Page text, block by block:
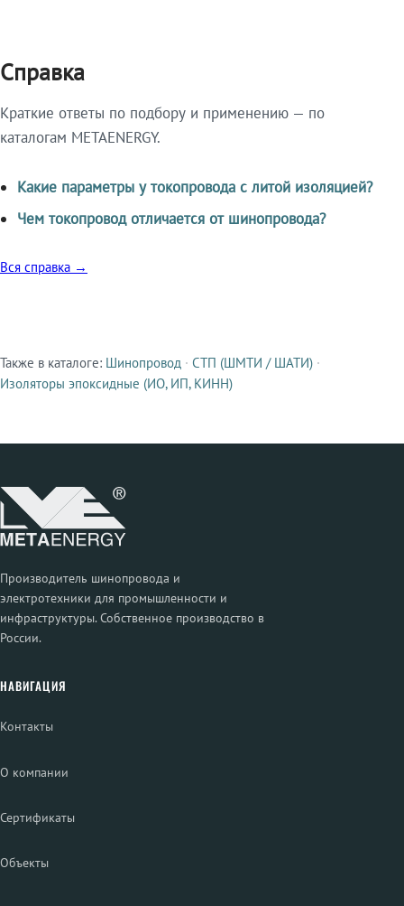
Справка
Краткие ответы по подбору и применению — по
каталогам METAENERGY.
Какие параметры у токопровода с литой изоляцией?
Чем токопровод отличается от шинопровода?
Вся справка →
Смежные продукты
Также в каталоге: Шинопровод · СТП (ШМТИ / ШАТИ) ·
Изоляторы эпоксидные (ИО, ИП, КИНН)
Производитель шинопровода и
электротехники для промышленности и
инфраструктуры. Собственное производство в
России.
НАВИГАЦИЯ
Контакты
О компании
Сертификаты
Объекты